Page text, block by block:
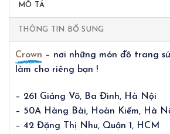
MÔ TẢ
THÔNG TIN BỔ SUNG
Crown – nơi những món đồ trang
làm cho riêng bạn !
– 261 Giảng Võ, Ba Đình, Hà Nội
– 50A Hàng Bài, Hoàn Kiếm, Hà
– 42 Đặng Thị Nhu, Quận 1, HCM